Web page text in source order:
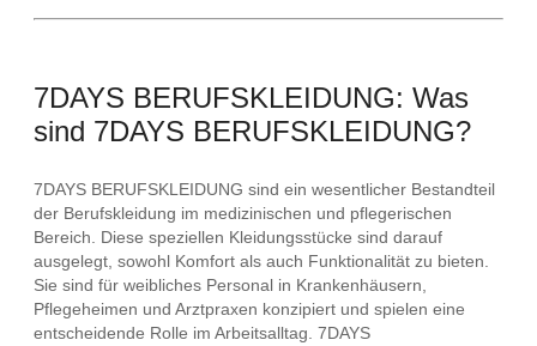
7DAYS BERUFSKLEIDUNG: Was
sind 7DAYS BERUFSKLEIDUNG?
7DAYS BERUFSKLEIDUNG sind ein wesentlicher Bestandteil
der Berufskleidung im medizinischen und pflegerischen
Bereich. Diese speziellen Kleidungsstücke sind darauf
ausgelegt, sowohl Komfort als auch Funktionalität zu bieten.
Sie sind für weibliches Personal in Krankenhäusern,
Pflegeheimen und Arztpraxen konzipiert und spielen eine
entscheidende Rolle im Arbeitsalltag. 7DAYS